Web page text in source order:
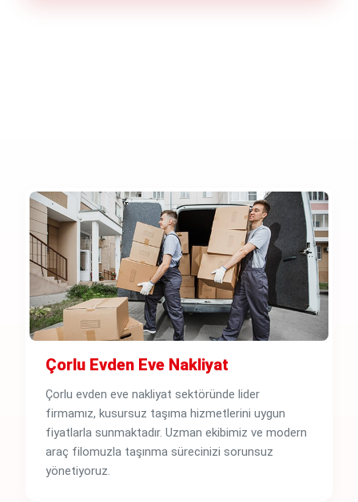
Çorlu Evden Eve Nakliyat
Çorlu evden eve nakliyat sektöründe lider
firmamız, kusursuz taşıma hizmetlerini uygun
fiyatlarla sunmaktadır. Uzman ekibimiz ve modern
araç filomuzla taşınma sürecinizi sorunsuz
yönetiyoruz.